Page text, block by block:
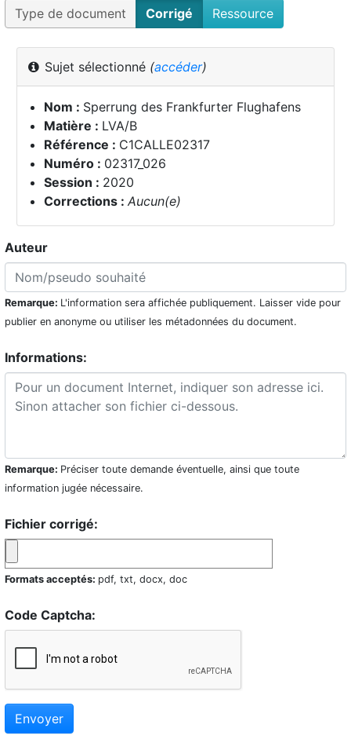
Type de document Corrigé Ressource
Sujet sélectionné (accéder)
Nom : Sperrung des Frankfurter Flughafens
Matière : LVA/B
Référence : C1CALLE02317
Numéro : 02317_026
Session : 2020
Corrections : Aucun(e)
Auteur
Remarque: L'information sera affichée publiquement. Laisser vide pour
publier en anonyme ou utiliser les métadonnées du document.
Informations:
Remarque: Préciser toute demande éventuelle, ainsi que toute
information jugée nécessaire.
Fichier corrigé:
Formats acceptés: pdf, txt, docx, doc
Code Captcha:
Envoyer